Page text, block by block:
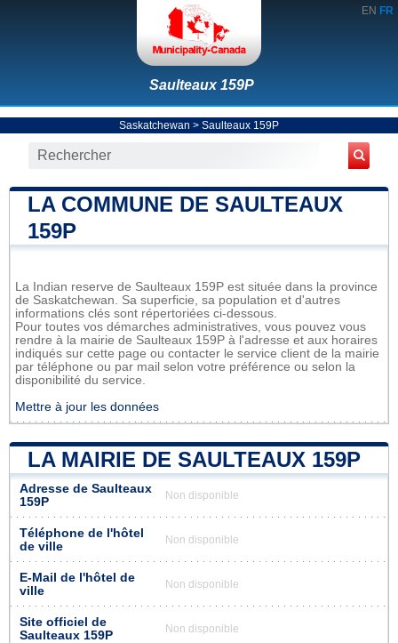
EN FR
Saulteaux 159P
Saskatchewan > Saulteaux 159P
LA COMMUNE DE SAULTEAUX
159P
La Indian reserve de Saulteaux 159P est située dans la province
de Saskatchewan. Sa superficie, sa population et d'autres
informations clés sont répertoriées ci-dessous.
Pour toutes vos démarches administratives, vous pouvez vous
rendre à la mairie de Saulteaux 159P à l'adresse et aux horaires
indiqués sur cette page ou contacter le service client de la mairie
par téléphone ou par mail selon votre préférence ou selon la
disponibilité du service.
Mettre à jour les données
LA MAIRIE DE SAULTEAUX 159P
Adresse de Saulteaux
159P
Non disponible
Téléphone de l'hôtel
de ville
Non disponible
E-Mail de l'hôtel de
ville
Non disponible
Site officiel de
Saulteaux 159P
Non disponible